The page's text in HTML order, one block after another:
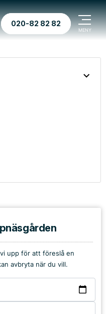
020-82 82 82
upp för att föreslå en
avbryta när du vill.